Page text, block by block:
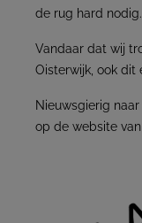
de rug hard nodig.
Vandaar dat wij
Oisterwijk, ook dit
Nieuwsgierig
op de website van